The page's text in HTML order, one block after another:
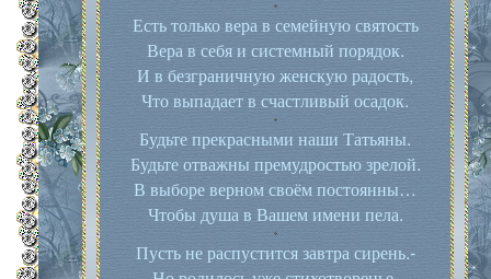
Есть только вера в семейную святость
Вера в себя и системный порядок.
И в безграничную женскую радость,
Что выпадает в счастливый осадок.
Будьте прекрасными наши Татьяны.
Будьте отважны премудростью зрелой.
В выборе верном своём постоянны…
Чтобы душа в Вашем имени пела.
Пусть не распустится завтра сирень.-